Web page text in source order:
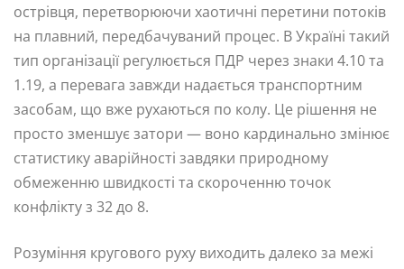
острівця, перетворюючи хаотичні перетини потоків
на плавний, передбачуваний процес. В Україні такий
тип організації регулюється ПДР через знаки 4.10 та
1.19, а перевага завжди надається транспортним
засобам, що вже рухаються по колу. Це рішення не
просто зменшує затори — воно кардинально змінює
статистику аварійності завдяки природному
обмеженню швидкості та скороченню точок
конфлікту з 32 до 8.
Розуміння кругового руху виходить далеко за межі